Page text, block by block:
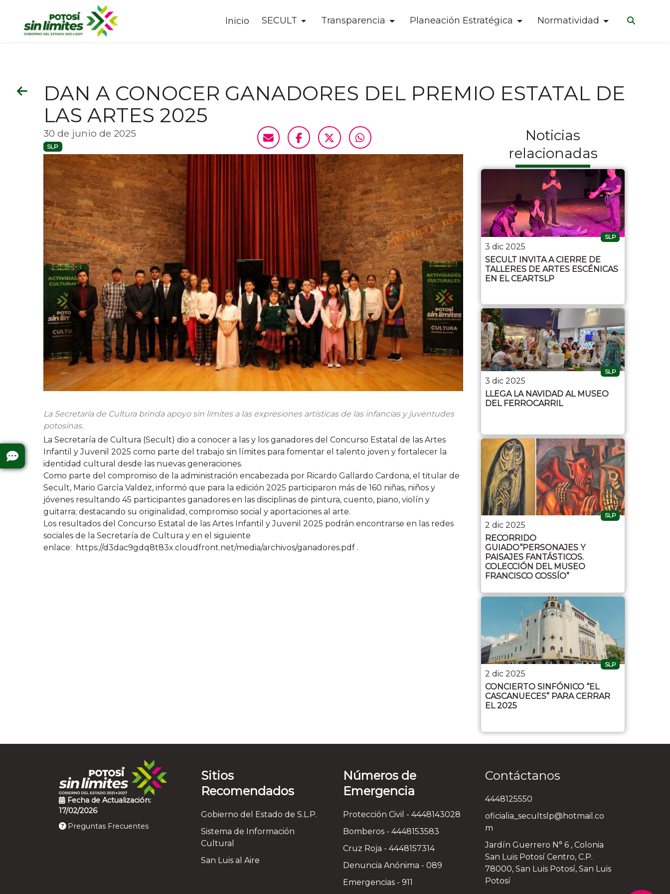
Inicio SECULT Transparencia Planeación Estratégica Normatividad
DAN A CONOCER GANADORES DEL PREMIO ESTATAL DE
LAS ARTES 2025
30 de junio de 2025
SLP
La Secretaría de Cultura brinda apoyo sin límites a las expresiones artísticas de las infancias y juventudes
potosinas.
La Secretaría de Cultura (Secult) dio a conocer a las y los ganadores del Concurso Estatal de las Artes
Infantil y Juvenil 2025 como parte del trabajo sin límites para fomentar el talento joven y fortalecer la
identidad cultural desde las nuevas generaciones.
Como parte del compromiso de la administración encabezada por Ricardo Gallardo Cardona, el titular de
Secult, Mario García Valdez, informó que para la edición 2025 participaron más de 160 niñas, niños y
jóvenes resultando 45 participantes ganadores en las disciplinas de pintura, cuento, piano, violín y
guitarra; destacando su originalidad, compromiso social y aportaciones al arte.
Los resultados del Concurso Estatal de las Artes Infantil y Juvenil 2025 podrán encontrarse en las redes
sociales de la Secretaría de Cultura y en el siguiente
enlace: https://d3dac9gdq8t83x.cloudfront.net/media/archivos/ganadores.pdf .
Noticias
relacionadas
SLP
3 dic 2025
SECULT INVITA A CIERRE DE
TALLERES DE ARTES ESCÉNICAS
EN EL CEARTSLP
SLP
3 dic 2025
LLEGA LA NAVIDAD AL MUSEO
DEL FERROCARRIL
SLP
2 dic 2025
RECORRIDO
GUIADO“PERSONAJES Y
PAISAJES FANTÁSTICOS.
COLECCIÓN DEL MUSEO
FRANCISCO COSSÍO”
SLP
2 dic 2025
CONCIERTO SINFÓNICO “EL
CASCANUECES” PARA CERRAR
EL 2025
Fecha de Actualización:
17/02/2026
Preguntas Frecuentes
Sitios
Recomendados
Gobierno del Estado de S.L.P.
Sistema de Información
Cultural
San Luis al Aire
Números de
Emergencia
Protección Civil - 4448143028
Bomberos - 4448153583
Cruz Roja - 4448157314
Denuncia Anónima - 089
Emergencias - 911
Contáctanos
4448125550
oficialia_secultslp@hotmail.co
m
Jardín Guerrero N° 6 , Colonia
San Luis Potosí Centro, C.P.
78000, San Luis Potosí, San Luis
Potosí